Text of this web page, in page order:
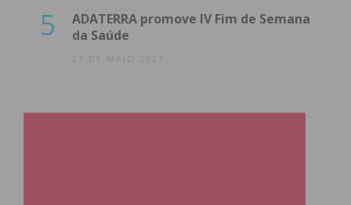
5
ADATERRA promove IV Fim de Semana
da Saúde
21 DE MAIO 2021